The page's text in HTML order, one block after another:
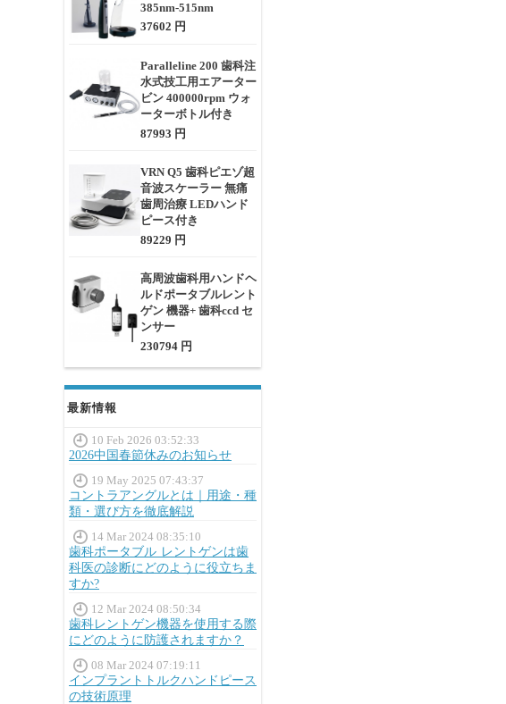
385nm-515nm
37602 円
Paralleline 200 歯科注
水式技工用エアーター
ビン 400000rpm ウォ
ーターボトル付き
87993 円
VRN Q5 歯科ピエゾ超
音波スケーラー 無痛
歯周治療 LEDハンド
ピース付き
89229 円
高周波歯科用ハンドヘ
ルドポータブルレント
ゲン 機器+ 歯科ccd セ
ンサー
230794 円
最新情報
10 Feb 2026 03:52:33
2026中国春節休みのお知らせ
19 May 2025 07:43:37
コントラアングルとは｜用途・種
類・選び方を徹底解説
14 Mar 2024 08:35:10
歯科ポータブル レントゲンは歯
科医の診断にどのように役立ちま
すか?
12 Mar 2024 08:50:34
歯科レントゲン機器を使用する際
にどのように防護されますか？
08 Mar 2024 07:19:11
インプラントトルクハンドピース
の技術原理